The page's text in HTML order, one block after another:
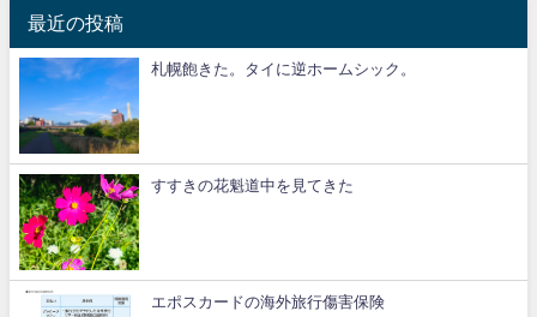
最近の投稿
札幌飽きた。タイに逆ホームシック。
すすきの花魁道中を見てきた
エポスカードの海外旅行傷害保険